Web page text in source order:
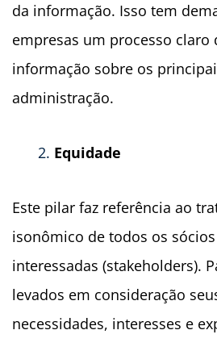
da informação. Isso tem
empresas um processo claro
informação sobre os
administração.
Equidade
Este pilar faz referência ao
isonômico de todos os
interessadas (stakeholders).
levados em consideração
necessidades, interesses e